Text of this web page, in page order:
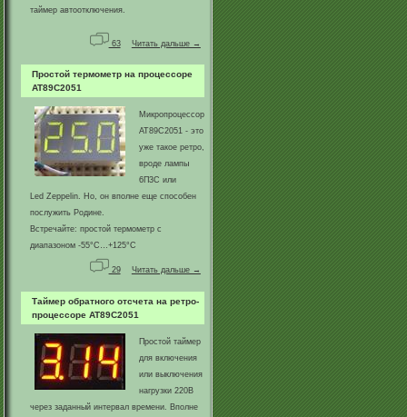
таймер автоотключения.
63 Читать дальше →
Простой термометр на процессоре
AT89C2051
Микропроцессор
AT89C2051 - это
уже такое ретро,
вроде лампы
6П3С или
Led Zeppelin. Но, он вполне еще способен
послужить Родине.
Встречайте: простой термометр с
диапазоном -55°C…+125°C
29 Читать дальше →
Таймер обратного отсчета на ретро-
процессоре AT89C2051
Простой таймер
для включения
или выключения
нагрузки 220В
через заданный интервал времени. Вполне